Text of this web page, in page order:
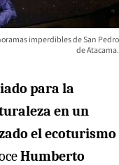
imperdibles de San Pedro
de Atacama.
para la
en un
el ecoturismo
Humberto